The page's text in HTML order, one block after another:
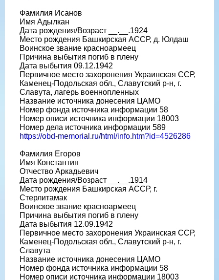
Фамилия Исанов
Имя Адылкан
Дата рождения/Возраст __.__.1924
Место рождения Башкирская АССР, д. Юлдаш
Воинское звание красноармеец
Причина выбытия погиб в плену
Дата выбытия 09.12.1942
Первичное место захоронения Украинская ССР,
Каменец-Подольская обл., Славутский р-н, г.
Славута, лагерь военнопленных
Название источника донесения ЦАМО
Номер фонда источника информации 58
Номер описи источника информации 18003
Номер дела источника информации 589
https://obd-memorial.ru/html/info.htm?id=4526286
Фамилия Егоров
Имя Константин
Отчество Аркадьевич
Дата рождения/Возраст __.__.1914
Место рождения Башкирская АССР, г.
Стерлитамак
Воинское звание красноармеец
Причина выбытия погиб в плену
Дата выбытия 12.09.1942
Первичное место захоронения Украинская ССР,
Каменец-Подольская обл., Славутский р-н, г.
Славута
Название источника донесения ЦАМО
Номер фонда источника информации 58
Номер описи источника информации 18003